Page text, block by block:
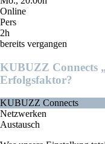
Online
Pers
2h
bereits vergangen
KUBUZZ Connects
Erfolgsfaktor?
KUBUZZ Connects
Netzwerken
Austausch